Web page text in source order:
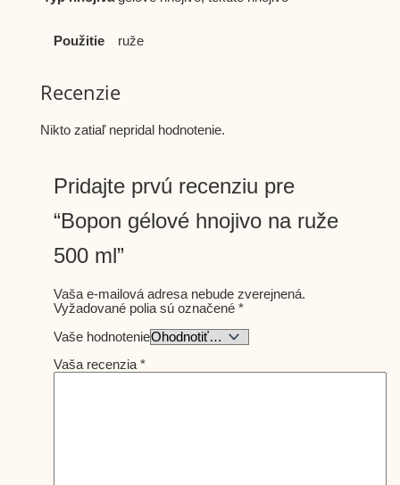
Použitie ruže
Recenzie
Nikto zatiaľ nepridal hodnotenie.
Pridajte prvú recenziu pre
“Bopon gélové hnojivo na ruže
500 ml”
Vaša e-mailová adresa nebude zverejnená.
Vyžadované polia sú označené *
Vaše hodnotenie
Vaša recenzia *